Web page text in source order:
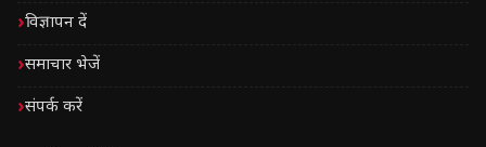
विज्ञापन दें
समाचार भेजें
संपर्क करें